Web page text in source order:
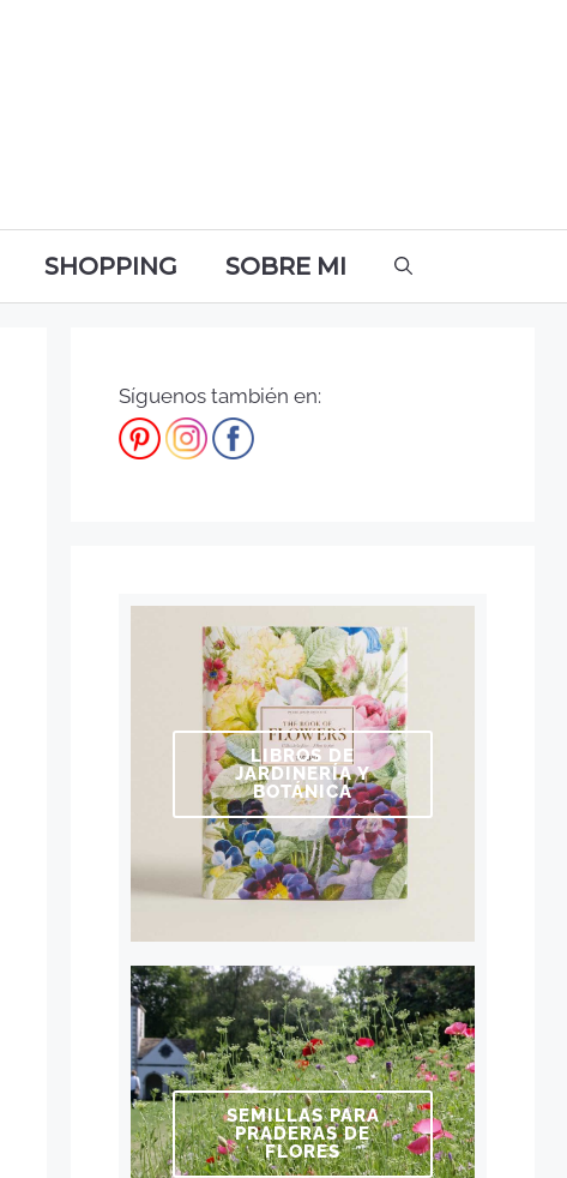
SHOPPING SOBRE MI
Síguenos también en:
LIBROS DE
JARDINERÍA Y
BOTÁNICA
SEMILLAS PARA
PRADERAS DE
FLORES